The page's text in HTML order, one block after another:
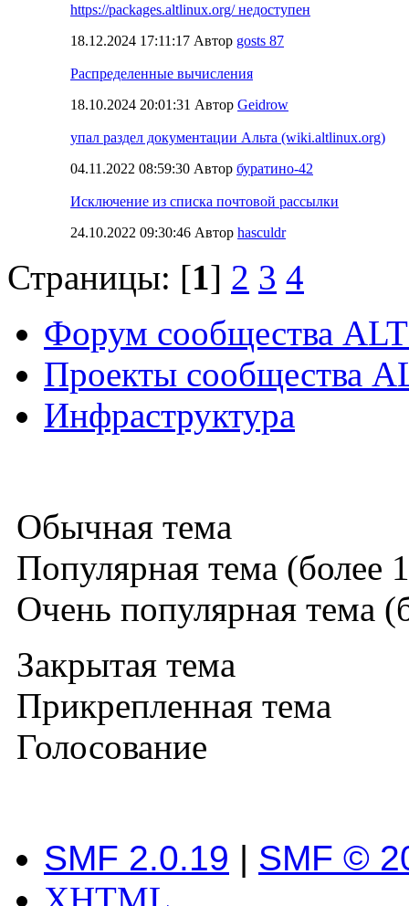
https://packages.altlinux.org/ недоступен
18.12.2024 17:11:17 Автор gosts 87
Распределенные вычисления
18.10.2024 20:01:31 Автор Geidrow
упал раздел документации Альта (wiki.altlinux.org)
04.11.2022 08:59:30 Автор буратино-42
Исключение из списка почтовой рассылки
24.10.2022 09:30:46 Автор hasculdr
Страницы: [1] 2 3 4
Форум сообщества
Проекты сообщества
Инфраструктура
Обычная тема
Популярная тема (более
Очень популярная тема
Закрытая тема
Прикрепленная тема
Голосование
SMF 2.0.19 | SMF ©